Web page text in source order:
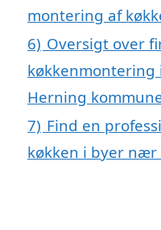
montering af
6) Oversigt over
Herning
7) Find en
køkken i byer